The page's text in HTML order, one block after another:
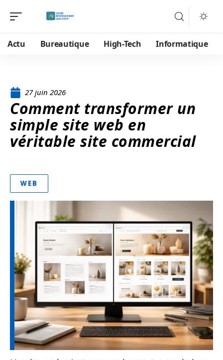
Actu Bureautique High-Tech Informatique
27 juin 2026
Comment transformer un
simple site web en
véritable site commercial
WEB